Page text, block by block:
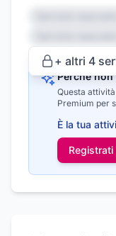
+ altri 4
Perché
Questa
Premium per
È la tua